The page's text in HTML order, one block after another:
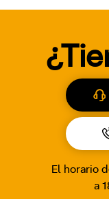
El horario
a